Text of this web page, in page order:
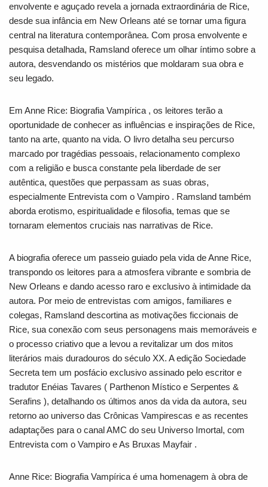
envolvente e aguçado revela a jornada extraordinária de Rice,
desde sua infância em New Orleans até se tornar uma figura
central na literatura contemporânea. Com prosa envolvente e
pesquisa detalhada, Ramsland oferece um olhar íntimo sobre a
autora, desvendando os mistérios que moldaram sua obra e
seu legado.
Em Anne Rice: Biografia Vampírica , os leitores terão a
oportunidade de conhecer as influências e inspirações de Rice,
tanto na arte, quanto na vida. O livro detalha seu percurso
marcado por tragédias pessoais, relacionamento complexo
com a religião e busca constante pela liberdade de ser
autêntica, questões que perpassam as suas obras,
especialmente Entrevista com o Vampiro . Ramsland também
aborda erotismo, espiritualidade e filosofia, temas que se
tornaram elementos cruciais nas narrativas de Rice.
A biografia oferece um passeio guiado pela vida de Anne Rice,
transpondo os leitores para a atmosfera vibrante e sombria de
New Orleans e dando acesso raro e exclusivo à intimidade da
autora. Por meio de entrevistas com amigos, familiares e
colegas, Ramsland descortina as motivações ficcionais de
Rice, sua conexão com seus personagens mais memoráveis e
o processo criativo que a levou a revitalizar um dos mitos
literários mais duradouros do século XX. A edição Sociedade
Secreta tem um posfácio exclusivo assinado pelo escritor e
tradutor Enéias Tavares ( Parthenon Místico e Serpentes &
Serafins ), detalhando os últimos anos da vida da autora, seu
retorno ao universo das Crônicas Vampirescas e as recentes
adaptações para o canal AMC do seu Universo Imortal, com
Entrevista com o Vampiro eAs Bruxas Mayfair .
Anne Rice: Biografia Vampírica é uma homenagem à obra de